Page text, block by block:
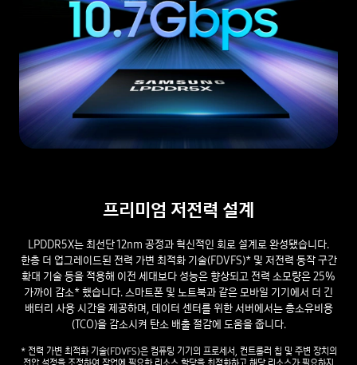
프리미엄 저전력 설계
LPDDR5X는 최선단 12nm 공정과 혁신적인 회로 설계로 완성됐습니다.
한층 더 업그레이드된 전력 가변 최적화 기술(FDVFS)* 및 저전력 동작 구간
확대 기술 등을 적용해 이전 세대보다 성능은 향상되고 전력 소모량은 25%
가까이 감소* 했습니다. 스마트폰 및 노트북과 같은 모바일 기기에서 더 긴
배터리 사용 시간을 제공하며, 데이터 센터를 위한 서버에서는 총소유비용
(TCO)을 감소시켜 탄소 배출 절감에 도움을 줍니다.
* 전력 가변 최적화 기술(FDVFS)은 컴퓨팅 기기의 프로세서, 컨트롤러 칩 및 주변 장치의